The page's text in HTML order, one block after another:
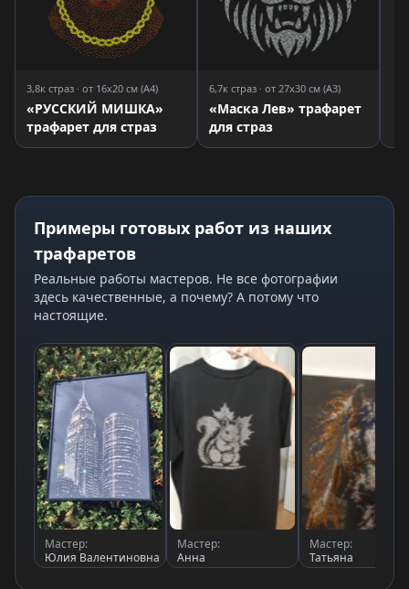
3,8к страз · от 16x20 см (A4)
«РУССКИЙ МИШКА»
трафарет для страз
6,7к страз · от 27x30 см (A3)
«Маска Лев» трафарет
для страз
Примеры готовых работ из наших
трафаретов
Реальные работы мастеров. Не все фотографии
здесь качественные, а почему? А потому что
настоящие.
Мастер:
Юлия Валентиновна
Мастер:
Анна
Мастер:
Татьяна